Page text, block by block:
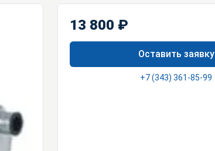
13 800 ₽
Оставить заявку
+7 (343) 361-85-99